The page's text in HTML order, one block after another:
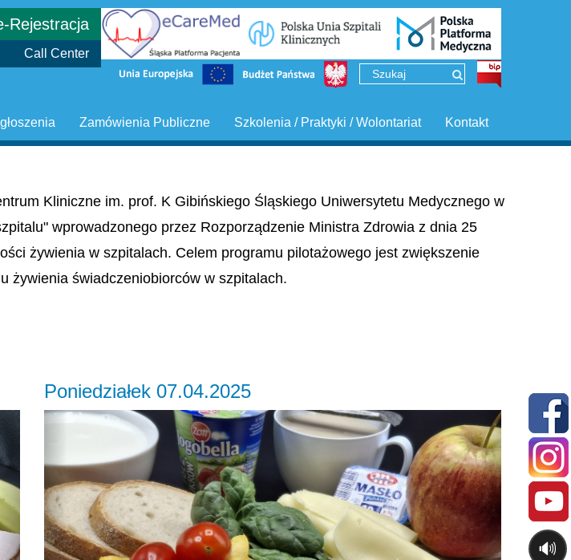
Rejestracja
Call Center
Kontakt
Szkolenia / Praktyki / Wolontariat
Zamówienia Publiczne
Kliniczne im. prof. K Gibińskiego Śląskiego Uniwersytetu Medycznego w
wprowadzonego przez Rozporządzenie Ministra Zdrowia z dnia 25
żywienia w szpitalach. Celem programu pilotażowego jest zwiększenie
żywienia świadczeniobiorców w szpitalach.
Poniedziałek 07.04.2025
Previous Next
🔊